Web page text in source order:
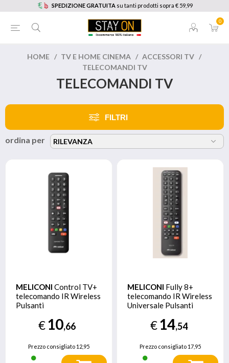
SPEDIZIONE GRATUITA su tanti prodotti sopra € 59,99
0
HOME / TV E HOME CINEMA / ACCESSORI TV /
TELECOMANDI TV
TELECOMANDI TV
FILTRI
ordina per
MELICONI Control TV+
telecomando IR Wireless
Pulsanti
€10,66
Prezzo consigliato12,95
MELICONI Fully 8+
telecomando IR Wireless
Universale Pulsanti
€14,54
Prezzo consigliato 17,95